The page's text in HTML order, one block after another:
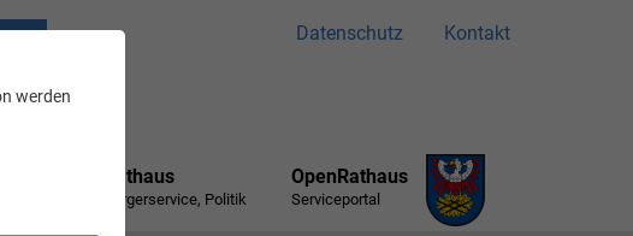
werden
Datenschutz Kontakt
Rathaus
Bürgerservice, Politik
OpenRathaus
Serviceportal